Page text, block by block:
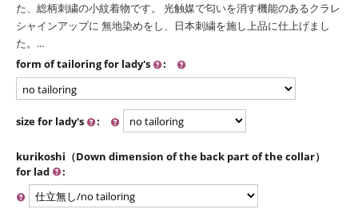
た、総柄刺繍の小紋着物です。 光触媒で匂いを消す機能のあるクラレ
シャインアップに 無地染めをし、日本刺繍を施し上品に仕上げまし
た。...
form of tailoring for lady's
:
size for lady's :
kurikoshi（Down dimension of the back part of the collar）
for lad
: